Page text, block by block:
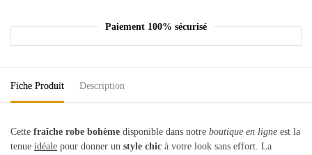
Paiement 100% sécurisé
Fiche Produit Description
Cette fraîche robe bohème disponible dans notre boutique en ligne est la
tenue idéale pour donner un style chic à votre look sans effort. La